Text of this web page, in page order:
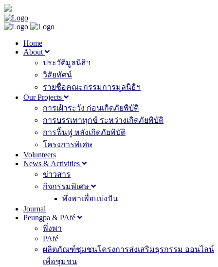
Home
About
ประวัติมูลนิธิฯ
วิสัยทัศน์
รายชื่อคณะกรรมการมูลนิธิฯ
Our Projects
การเฝ้าระวัง ก่อนเกิดภัยพิบัติ
การบรรเทาทุกข์ ระหว่างเกิดภัยพิบัติ
การฟื้นฟู หลังเกิดภัยพิบัติ
โครงการพิเศษ
Volunteers
News & Activities
ข่าวสาร
กิจกรรมพิเศษ
พึ่งพาเพื่อแบ่งปัน
Journal
Peungpa & PAfé
พึ่งพา
PAfé
ผลิตภัณฑ์ชุมชนโครงการส่งเสริมธุรกรรม ออนไลน์
เพื่อชุมชน